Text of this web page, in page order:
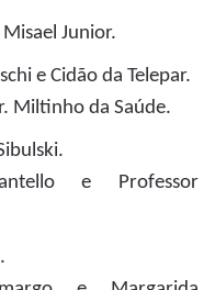
Junior.
e Cidão da Telepar.
Miltinho da Saúde.
e Professor